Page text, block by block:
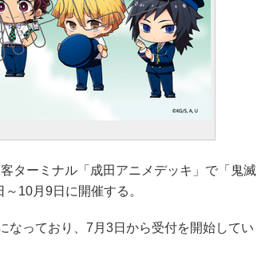
ターミナル「成田アニメデッキ」で「鬼滅
10月9日に開催する。
っており、7月3日から受付を開始してい